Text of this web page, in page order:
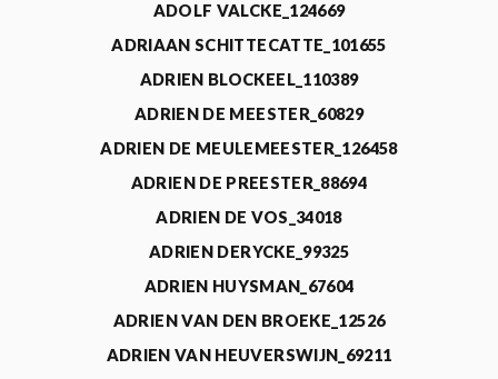
ADOLF VALCKE_124669
ADRIAAN SCHITTECATTE_101655
ADRIEN BLOCKEEL_110389
ADRIEN DE MEESTER_60829
ADRIEN DE MEULEMEESTER_126458
ADRIEN DE PREESTER_88694
ADRIEN DE VOS_34018
ADRIEN DERYCKE_99325
ADRIEN HUYSMAN_67604
ADRIEN VAN DEN BROEKE_12526
ADRIEN VAN HEUVERSWIJN_69211